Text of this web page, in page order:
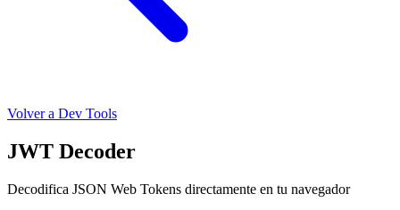
Volver a Dev Tools
JWT Decoder
Decodifica JSON Web Tokens directamente en tu navegador